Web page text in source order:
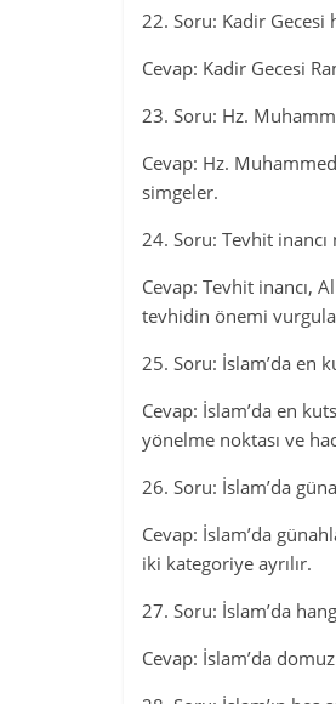
22. Soru: Kadir Gecesi
Cevap: Kadir Gecesi
23. Soru: Hz.
Cevap: Hz.
simgeler.
24. Soru: Tevhit
Cevap: Tevhit inancı,
tevhidin önemi
25. Soru: İslam’da en
Cevap: İslam’da en
yönelme noktası ve
26. Soru: İslam’da
Cevap: İslam’da
iki kategoriye ayrılır.
27. Soru: İslam’da
Cevap: İslam’da